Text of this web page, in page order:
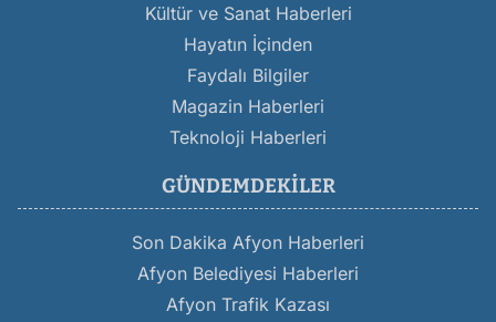
Kültür ve Sanat Haberleri
Hayatın İçinden
Faydalı Bilgiler
Magazin Haberleri
Teknoloji Haberleri
GÜNDEMDEKILER
Son Dakika Afyon Haberleri
Afyon Belediyesi Haberleri
Afyon Trafik Kazası